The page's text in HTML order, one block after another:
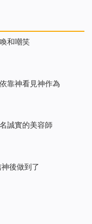
和嘲笑
靠神看見神作為
誠實的美容師
仇恨 她信神後做到了